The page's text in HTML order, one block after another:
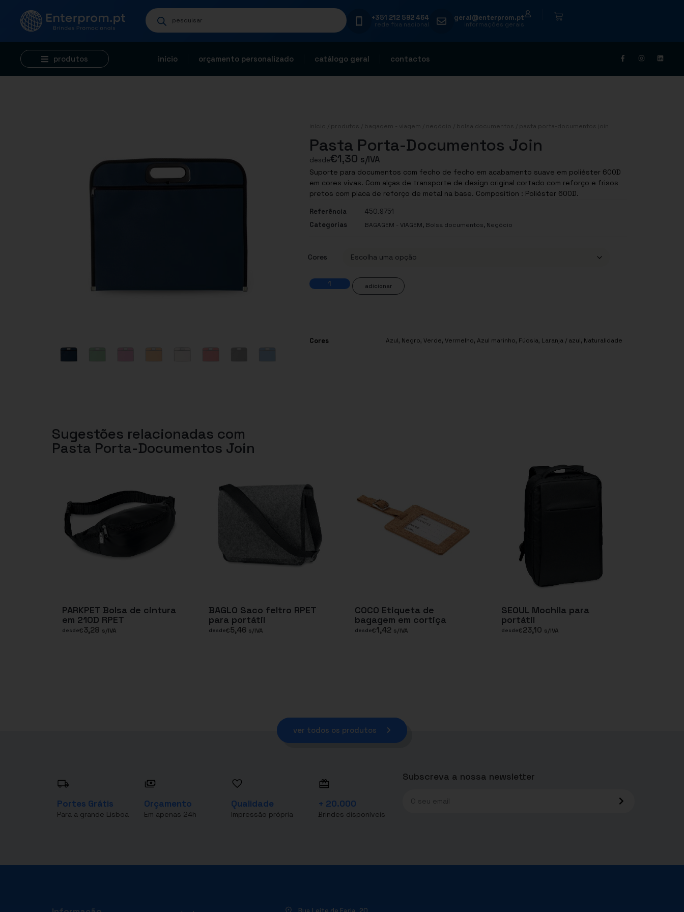
+351 212 592 464
rede fixa nacional
geral@enterprom.pt
informações gerais
produtos início orçamento personalizado catálogo geral contactos
início produtos bagagem - viagem negócio bolsa documentos / pasta porta-documentos join
Pasta Porta-Documentos Join
desde€1,30 s/IVA
Suporte para documentos com fecho de fecho em acabamento suave em poliéster 600D
em cores vivas. Com alças de transporte de design original cortado com reforço e frisos
pretos com placa de reforço de metal na base. Composition : Poliéster 600D.
Referência
450.9751
Categorias
BAGAGEM - VIAGEM, Bolsa documentos, Negócio
Cores
adicionar
Cores Azul, Negro, Verde, Vermelho, Azul marinho, Fúcsia, Laranja / azul, Naturalidade
Sugestões relacionadas com
Pasta Porta-Documentos Join
PARKPET Bolsa de cintura
em 210D RPET
desde€3,28 s/IVA
BAGLO Saco feltro RPET
para portátil
desde€5,46 s/IVA
COCO Etiqueta de
bagagem em cortiça
desde€1,42 s/IVA
SEOUL Mochila para
portátil
desde€23,10 s/IVA
ver todos os produtos
Portes Grátis
Para a grande Lisboa
Orçamento
Em apenas 24h
Qualidade
Impressão própria
+ 20.000
Brindes disponíveis
Subscreva a nossa newsletter